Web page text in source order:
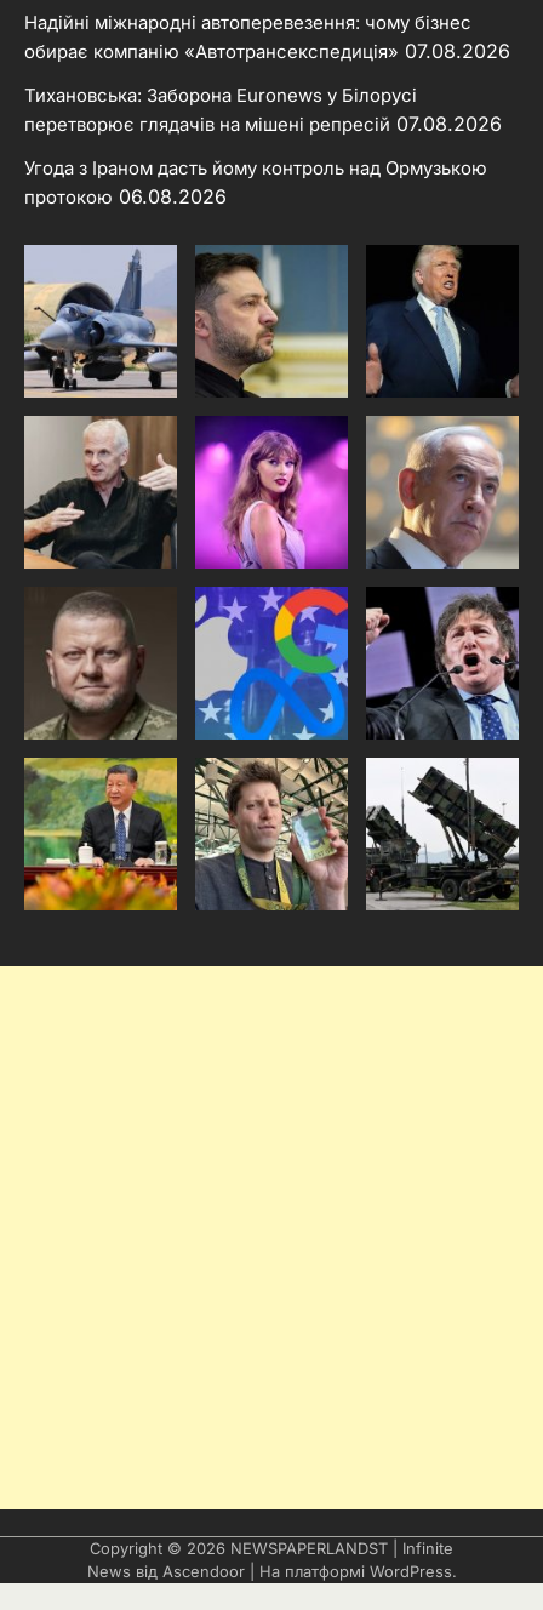
Надійні міжнародні автоперевезення: чому бізнес
обирає компанію «Автотрансекспедиція» 07.08.2026
Тихановська: Заборона Euronews у Білорусі
перетворює глядачів на мішені репресій 07.08.2026
Угода з Іраном дасть йому контроль над Ормузькою
протокою 06.08.2026
Copyright © 2026 NEWSPAPERLANDST | Infinite
News від Ascendoor| На платформі WordPress.